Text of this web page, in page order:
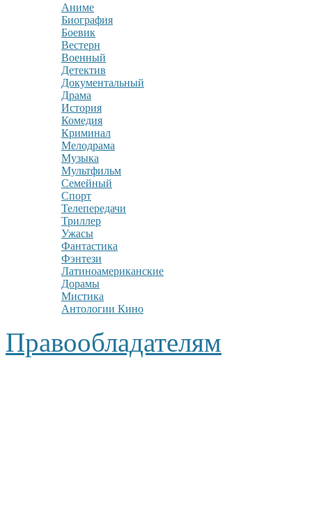
Аниме
Биография
Боевик
Вестерн
Военный
Детектив
Документальный
Драма
История
Комедия
Криминал
Мелодрама
Музыка
Мультфильм
Семейный
Спорт
Телепередачи
Триллер
Ужасы
Фантастика
Фэнтези
Латиноамериканские
Дорамы
Мистика
Антологии Кино
Правообладателям